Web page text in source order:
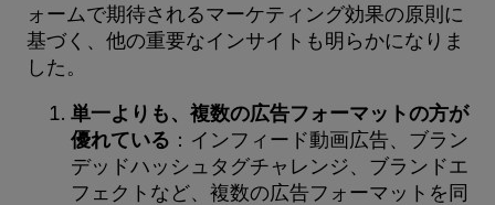
ォームで期待されるマーケティング効果の原則に
基づく、他の重要なインサイトも明らかになりま
した。
単一よりも、複数の広告フォーマットの方が
優れている ：インフィード動画広告、ブラン
デッドハッシュタグチャレンジ、ブランドエ
フェクトなど、複数の広告フォーマットを同